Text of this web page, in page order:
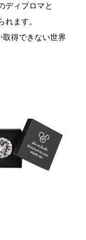
ディプロマと
ます。
取得できない世界